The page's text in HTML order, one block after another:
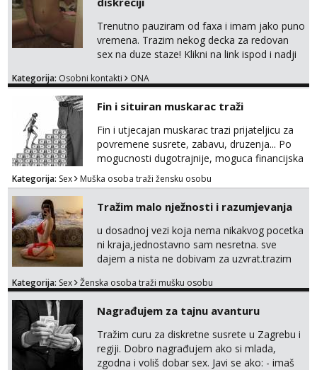
Trenutno pauziram od faxa i imam jako puno
vremena. Trazim nekog decka za redovan
sex na duze staze! Klikni na link ispod i nadji
Kategorija: Osobni kontakti ONA
Fin i situiran muskarac traži
Fin i utjecajan muskarac trazi prijateljicu za
povremene susrete, zabavu, druzenja... Po
mogucnosti dugotrajnije, moguca financijska
potpora!
Kategorija: Sex Muška osoba traži žensku osobu
Tražim malo nježnosti i razumjevanja
u dosadnoj vezi koja nema nikakvog pocetka
ni kraja,jednostavno sam nesretna. sve
dajem a nista ne dobivam za uzvrat.trazim
trazim puno samo malo njeznosti i
poljupce po tijelu koji me jako
pale,obozavam kad muskarac preuzme
kontrolu . javi se :) Klikni na link ispod i nadji
me tamo, cekam te!
Kategorija: Sex Ženska osoba traži mušku osobu
Nagrađujem za tajnu avanturu
Tražim curu za diskretne susrete u Zagrebu i
regiji. Dobro nagrađujem ako si mlada,
zgodna i voliš dobar sex. Javi se ako: - imaš